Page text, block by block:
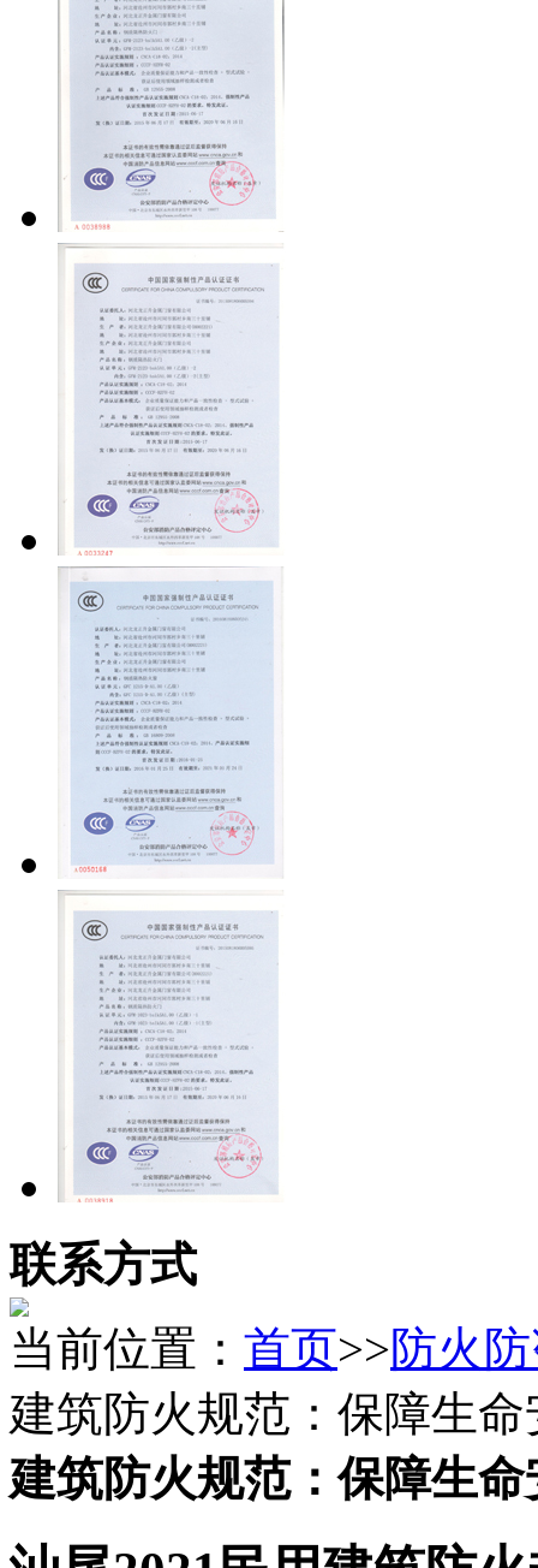
联系方式
当前位置： 首页>>防火
建筑防火规范：保障生
建筑防火规范：保障生